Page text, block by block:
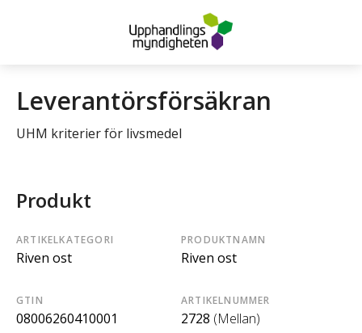
Leverantörsförsäkran
UHM kriterier för livsmedel
Produkt
ARTIKELKATEGORI
Riven ost
PRODUKTNAMN
Riven ost
GTIN
08006260410001
ARTIKELNUMMER
2728 (Mellan)